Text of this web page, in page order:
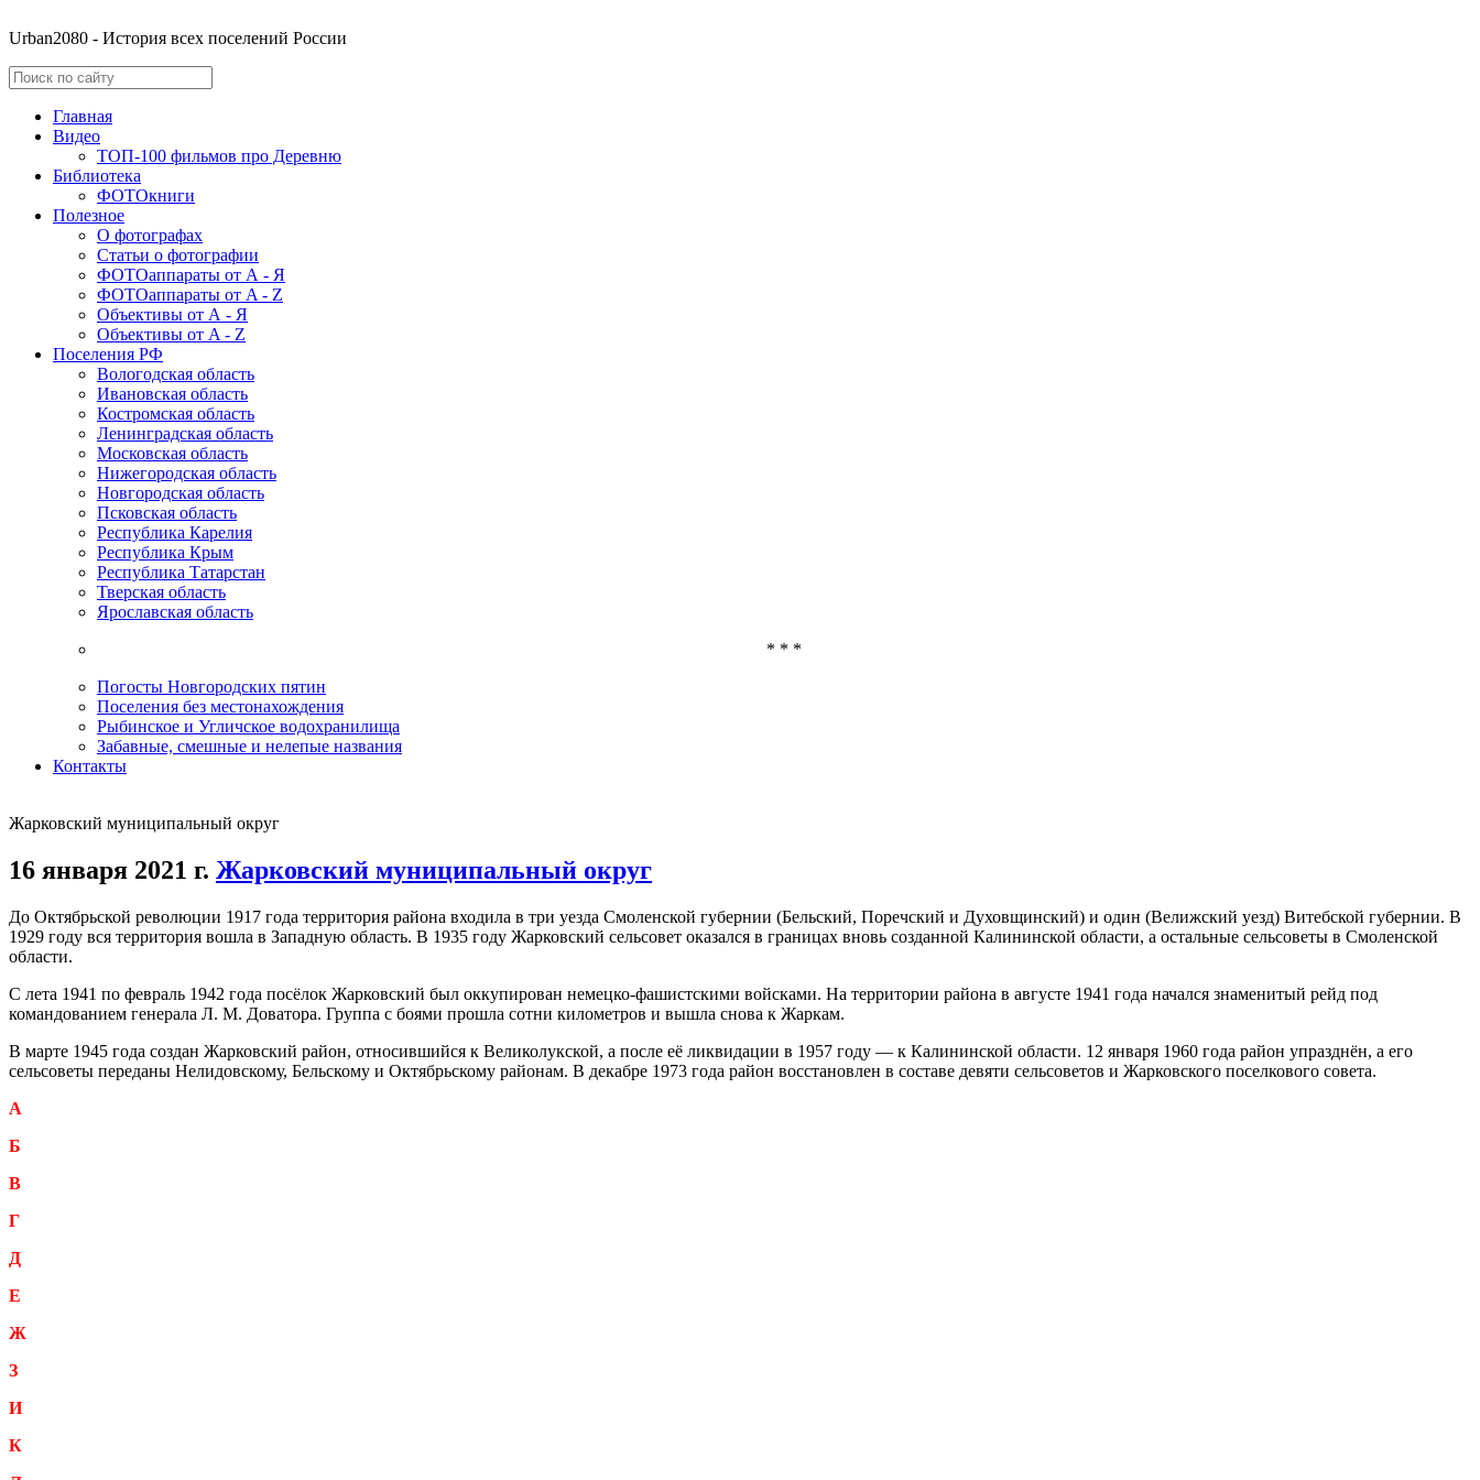
Urban2080 - История всех поселений России
Главная
Видео
ТОП-100 фильмов про Деревню
Библиотека
ФОТОкниги
Полезное
О фотографах
Статьи о фотографии
ФОТОаппараты от А - Я
ФОТОаппараты от A - Z
Объективы от А - Я
Объективы от A - Z
Поселения РФ
Вологодская область
Ивановская область
Костромская область
Ленинградская область
Московская область
Нижегородская область
Новгородская область
Псковская область
Республика Карелия
Республика Крым
Республика Татарстан
Тверская область
Ярославская область
* * *
Погосты Новгородских пятин
Поселения без местонахождения
Рыбинское и Угличское водохранилища
Забавные, смешные и нелепые названия
Контакты
Жарковский муниципальный округ
16 января 2021 г. Жарковский муниципальный округ
До Октябрьской революции 1917 года территория района входила в три уезда Смоленской губернии (Бельский, Поречский и Духовщинский) и один (Велижский уезд) Витебской губернии. В
1929 году вся территория вошла в Западную область. В 1935 году Жарковский сельсовет оказался в границах вновь созданной Калининской области, а остальные сельсоветы в Смоленской
области.
С лета 1941 по февраль 1942 года посёлок Жарковский был оккупирован немецко-фашистскими войсками. На территории района в августе 1941 года начался знаменитый рейд под
командованием генерала Л. М. Доватора. Группа с боями прошла сотни километров и вышла снова к Жаркам.
В марте 1945 года создан Жарковский район, относившийся к Великолукской, а после её ликвидации в 1957 году — к Калининской области. 12 января 1960 года район упразднён, а его
сельсоветы переданы Нелидовскому, Бельскому и Октябрьскому районам. В декабре 1973 года район восстановлен в составе девяти сельсоветов и Жарковского поселкового совета.
А
Б
В
Г
Д
Е
Ж
З
И
К